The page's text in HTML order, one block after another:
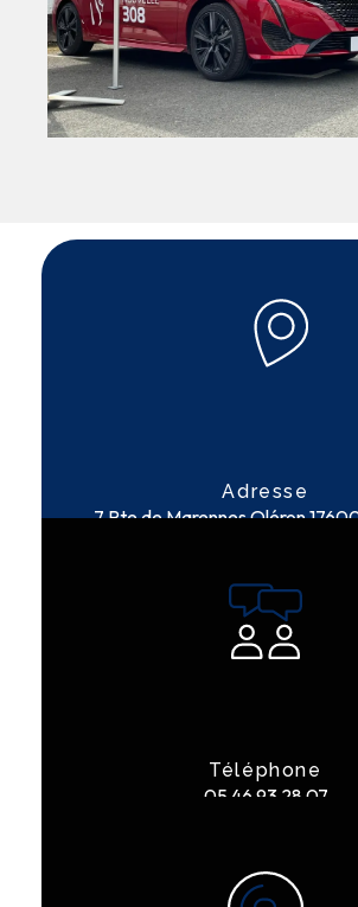
Adresse
7 Rte de Marennes Oléron
Téléphone
05 46 93 28 07